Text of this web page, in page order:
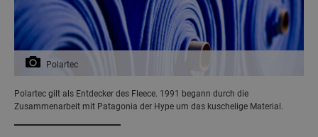
Polartec
Polartec gilt als Entdecker des Fleece. 1991 begann durch die
Zusammenarbeit mit Patagonia der Hype um das kuschelige Material.